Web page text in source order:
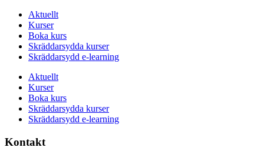
Aktuellt
Kurser
Boka kurs
Skräddarsydda kurser
Skräddarsydd e-learning
Aktuellt
Kurser
Boka kurs
Skräddarsydda kurser
Skräddarsydd e-learning
Kontakt